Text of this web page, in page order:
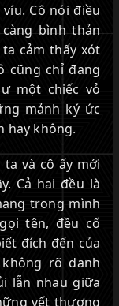
Cô nói điều
bình thản
cảm thấy xót
cũng chỉ đang
một chiếc vỏ
mảnh ký ức
hay không.
và cô ấy mới
Cả hai đều là
trong mình
tên, đều cố
đích đến của
rõ danh
lẫn nhau giữa
vết thương